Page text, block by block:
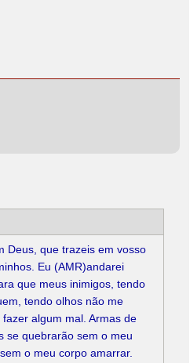
Deus, que trazeis em vosso
Eu (AMR)andarei
que meus inimigos, tendo
tendo olhos não me
algum mal. Armas de
se quebrarão sem o meu
o meu corpo amarrar.